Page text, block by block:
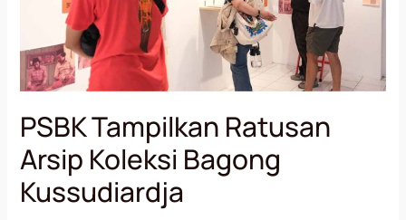
PSBK Tampilkan Ratusan
Arsip Koleksi Bagong
Kussudiardja